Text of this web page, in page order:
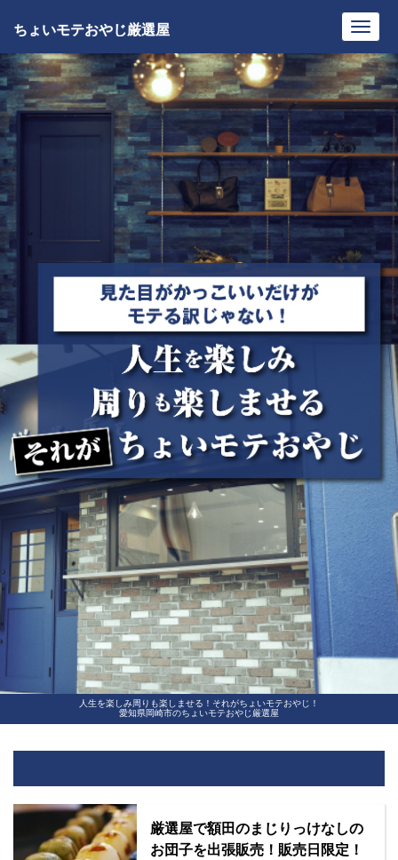
人生を楽しみ周りも楽しませる！それがちょいモテおやじ！
愛知県岡崎市のちょいモテおやじ厳選屋
ちょいモテおやじ厳選屋
厳選屋で額田のまじりっけなしの
お団子を出張販売！販売日限定！